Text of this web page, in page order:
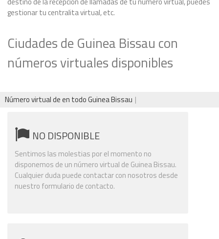
gestionar tu centralita virtual, etc.
Ciudades de Guinea Bissau con
números virtuales disponibles
Número virtual de en todo Guinea Bissau
NO DISPONIBLE
Sentimos las molestias por el momento no
disponemos de un número virtual de Guinea Bissau.
Cualquier duda puede contactar con nosotros desde
nuestro formulario de contacto.